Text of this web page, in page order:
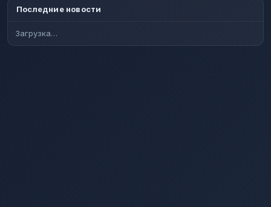
Последние новости
Загрузка…